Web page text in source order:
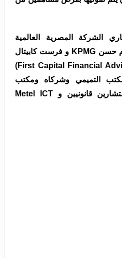
الشركة المصرية العالمية
للكوابل البحرية مكتب حازم حسن KPMG و فرست كابيتال
للاستشارات المالية (First Capital Financial Advisory)
التميمي وشركاه ومكتب
المستشارون العرب كمستشارين قانونيين و Metel ICT